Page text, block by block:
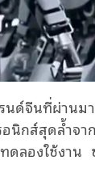
นด์จีนที่ผ่านม
นิกส์สุดล้ำจ
ดลองใช้งาน